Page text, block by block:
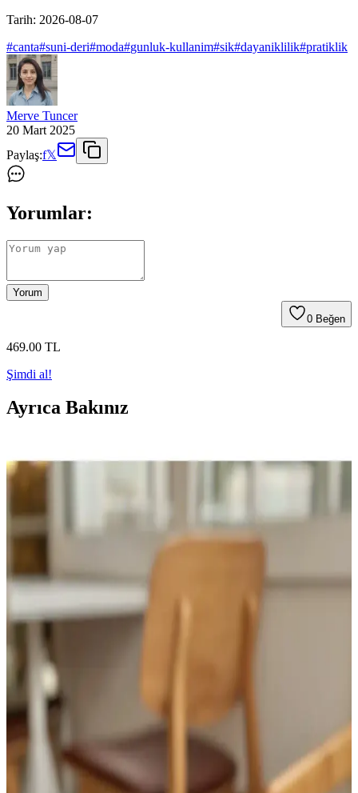
Tarih: 2026-08-07
#canta#suni-deri#moda#gunluk-kullanim#sik#dayaniklilik#pratiklik
Merve Tuncer
20 Mart 2025
Paylaş:f𝕏
Yorumlar:
Yorum
0 Beğen
469.00 TL
Şimdi al!
Ayrıca Bakınız
Genel Markalar Çantalı 12 Parça Manikür ve
Pedikür Seti ile Kişisel Bakım Kolaylığı
El ve ayak bakımı için tasarlanmış 12 parçalık set, taşıma çantasıyla
hijyenik ve pratik kullanım sağlar. Metal yapısı ince olsa da, dikkatli
kullanılması önerilir.
Seyahatleriniz İçin En Uygun Kozmetik Çantası
Seçimi ve Pratik Kullanım İpuçları
Kozmetik çantası seçerken malzeme kalitesi, bölme sayısı ve su
seyahat konforunuzu artırabilirsiniz.
Papatya Desenli Büyük Boy Makyaj Çantaları:
Fonksiyonellik ve Estetiğin Birleşimi
Papatya desenleriyle süslenmiş büyük makyaj çantaları, geniş iç
hacmi ve dayanıklı yapısıyla pratik kullanım sağlar, estetik
görünümüyle de dikkat çeker.
Büyük Boy Bej Renkli Makyaj Çantası Seçenekleri